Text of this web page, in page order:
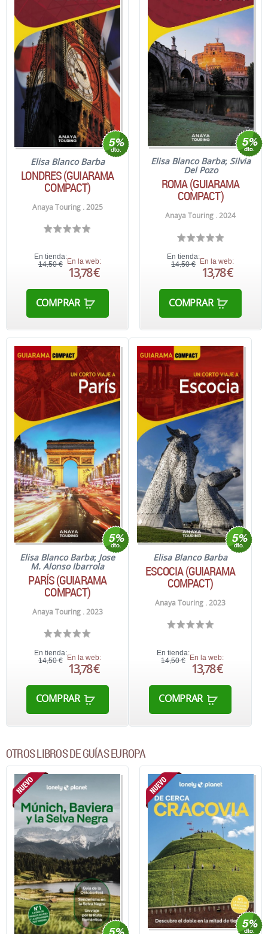
Elisa Blanco Barba
LONDRES (GUIARAMA
COMPACT)
Anaya Touring . 2025
En tienda:
14,50 € En la web:
13,78 €
COMPRAR
Elisa Blanco Barba; Silvia
Del Pozo
ROMA (GUIARAMA
COMPACT)
Anaya Touring . 2024
En tienda:
14,50 €
En la web:
13,78 €
COMPRAR
Elisa Blanco Barba; Jose
M. Alonso Ibarrola
PARÍS (GUIARAMA
COMPACT)
Anaya Touring . 2023
En tienda:
14,50 € En la web:
13,78 €
COMPRAR
Elisa Blanco Barba
ESCOCIA (GUIARAMA
COMPACT)
Anaya Touring . 2023
En tienda:
14,50 € En la web:
13,78 €
COMPRAR
OTROS LIBROS DE GUÍAS EUROPA